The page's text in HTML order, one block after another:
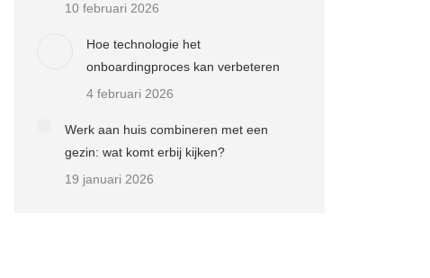
10 februari 2026
Hoe technologie het
onboardingproces kan verbeteren
4 februari 2026
Werk aan huis combineren met een
gezin: wat komt erbij kijken?
19 januari 2026